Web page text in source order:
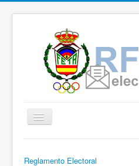
Cambiar
navegación
Reglamento Electoral